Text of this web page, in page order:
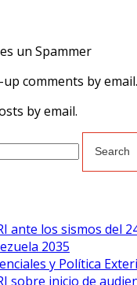
un Spammer
comments by email.
by email.
ante los sismos del
2035
y Política
sobre inicio de